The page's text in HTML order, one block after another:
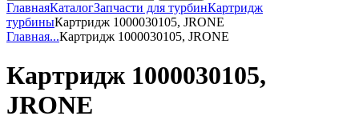
ГлавнаяКаталогЗапчасти для турбинКартридж
турбиныКартридж 1000030105, JRONE
Главная...Картридж 1000030105, JRONE
Картридж 1000030105,
JRONE